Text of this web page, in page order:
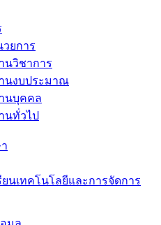
วยการ
นวิชาการ
นงบประมาณ
นบุคคล
นทั่วไป
นเทคโนโลยีและการจัดการ